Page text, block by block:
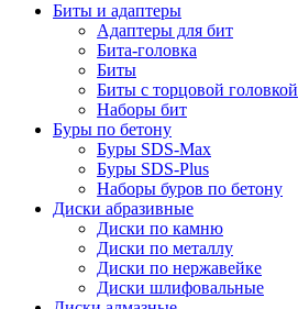
Биты и адаптеры
Адаптеры для бит
Бита-головка
Биты
Биты с торцовой головкой
Наборы бит
Буры по бетону
Буры SDS-Max
Буры SDS-Plus
Наборы буров по бетону
Диски абразивные
Диски по камню
Диски по металлу
Диски по нержавейке
Диски шлифовальные